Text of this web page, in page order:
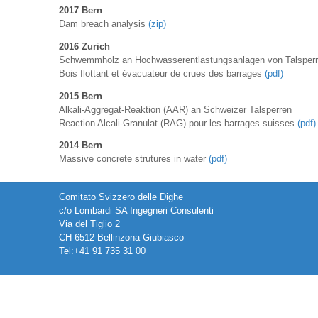
2017 Bern
Dam breach analysis (zip)
2016 Zurich
Schwemmholz an Hochwasserentlastungsanlagen von
Bois flottant et évacuateur de crues des barrages (pdf)
2015 Bern
Alkali-Aggregat-Reaktion (AAR) an Schweizer Talsperren
Reaction Alcali-Granulat (RAG) pour les barrages suisses (pdf)
2014 Bern
Massive concrete strutures in water (pdf)
Comitato Svizzero delle Dighe
c/o Lombardi SA Ingegneri Consulenti
Via del Tiglio 2
CH-6512 Bellinzona-Giubiasco
Tel:+41 91 735 31 00